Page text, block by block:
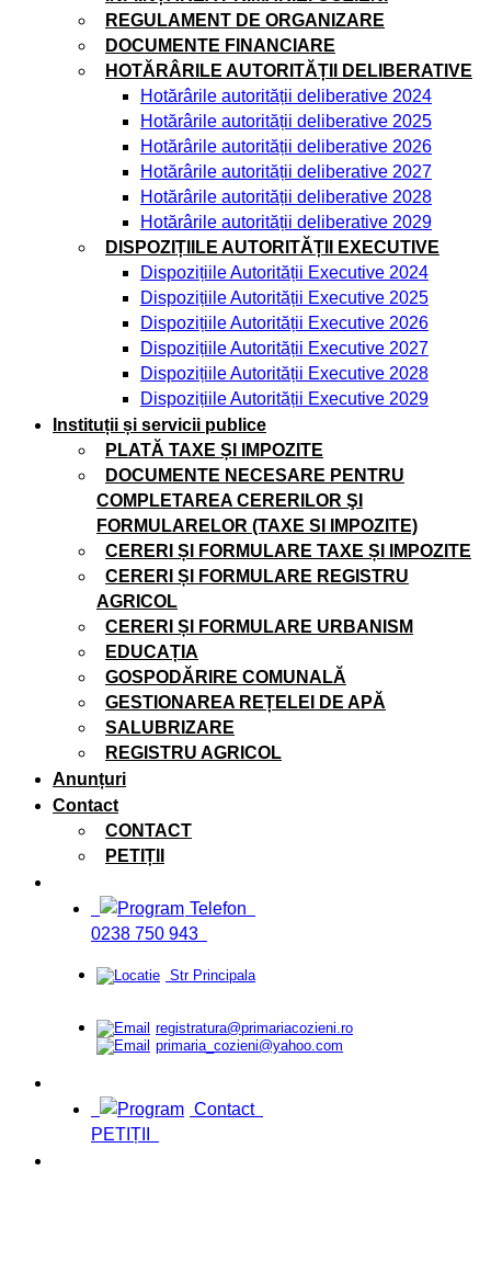
REGULAMENT DE ORGANIZARE
DOCUMENTE FINANCIARE
HOTĂRÂRILE AUTORITĂȚII DELIBERATIVE
Hotărârile autorității deliberative 2024
Hotărârile autorității deliberative 2025
Hotărârile autorității deliberative 2026
Hotărârile autorității deliberative 2027
Hotărârile autorității deliberative 2028
Hotărârile autorității deliberative 2029
DISPOZIȚIILE AUTORITĂȚII EXECUTIVE
Dispozițiile Autorității Executive 2024
Dispozițiile Autorității Executive 2025
Dispozițiile Autorității Executive 2026
Dispozițiile Autorității Executive 2027
Dispozițiile Autorității Executive 2028
Dispozițiile Autorității Executive 2029
Instituții și servicii publice
PLATĂ TAXE ȘI IMPOZITE
DOCUMENTE NECESARE PENTRU
COMPLETAREA CERERILOR ŞI
FORMULARELOR (TAXE SI IMPOZITE)
CERERI ȘI FORMULARE TAXE ȘI IMPOZITE
CERERI ȘI FORMULARE REGISTRU
AGRICOL
CERERI ȘI FORMULARE URBANISM
EDUCAȚIA
GOSPODĂRIRE COMUNALĂ
GESTIONAREA REȚELEI DE APĂ
SALUBRIZARE
REGISTRU AGRICOL
Anunțuri
Contact
CONTACT
PETIȚII
Telefon
0238 750 943
Str Principala
registratura@primariacozieni.ro
primaria_cozieni@yahoo.com
Contact
PETIȚII